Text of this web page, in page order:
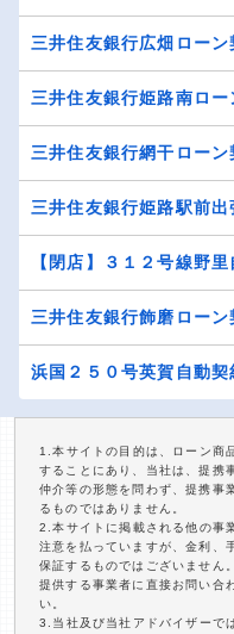
三井住友銀行広畑ロー
三井住友銀行姫路南ロ
三井住友銀行網干ロー
三井住友銀行姫路駅前
【閉店】３１２号線野
三井住友銀行飾磨ロー
浜国２５０号英賀自動契
1.本サイトの目的は、ローン商
することにあり、当社は、提携
仲介等の形態を問わず、提携事
るものではありません。
2.本サイトに掲載される他の事
注意を払っていますが、金利、
保証するものではございません
提供する事業者に直接お問い合
い。
3.当社及び当社アドバイザーで